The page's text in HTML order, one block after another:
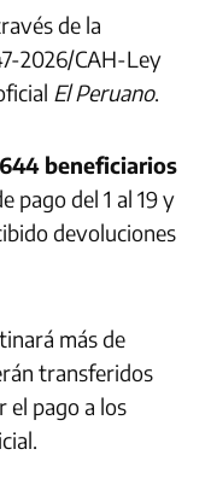
de la
2026/CAH-Ley
El Peruano.
beneficiarios
pago del 1 al 19 y
devoluciones
más de
transferidos
el pago a los